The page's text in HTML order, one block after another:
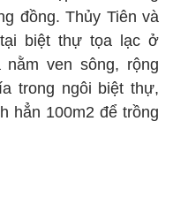
đồng. Thủy Tiên và
biệt thự tọa lạc ở
nằm ven sông, rộng
trong ngôi biệt thự,
hẳn 100m2 để trồng